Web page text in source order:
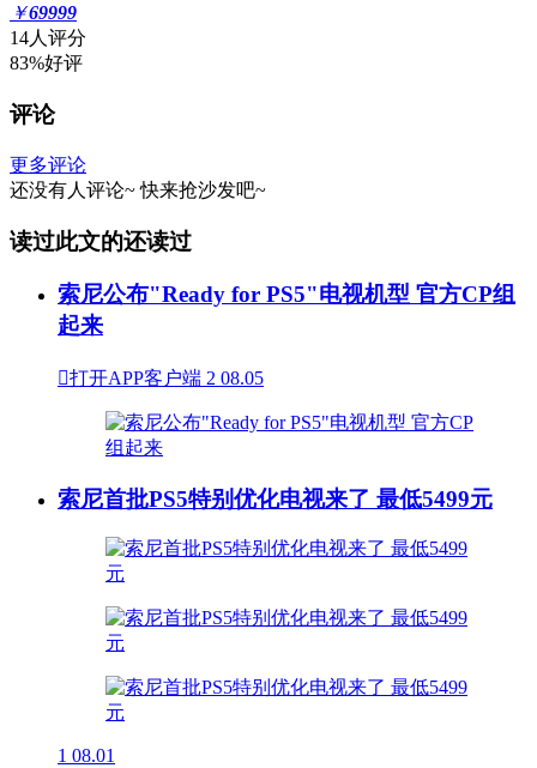
￥69999
14人评分
83%好评
评论
更多评论
还没有人评论~ 快来抢沙发吧~
读过此文的还读过
索尼公布"Ready for PS5"电视机型 官方CP组
起来
打开APP客户端 2 08.05
索尼首批PS5特别优化电视来了 最低5499元
1 08.01